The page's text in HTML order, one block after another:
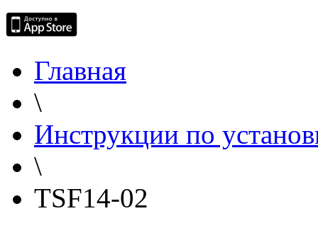
Главная
\
Инструкции по
\
TSF14-02